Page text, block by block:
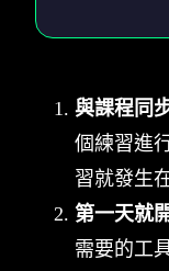
與課程同
個練習進
習就發生
第一天就
需要的工